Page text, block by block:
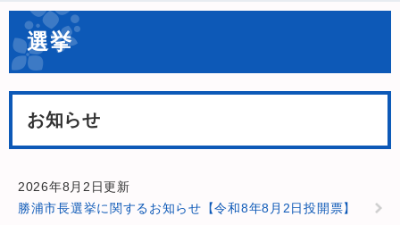
で
ば
本
文 選挙
お知らせ
2026年8月2日更新
勝浦市長選挙に関するお知らせ【令和8年8月2日投開票】